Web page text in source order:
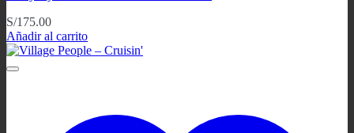
S/175.00
Añadir al carrito